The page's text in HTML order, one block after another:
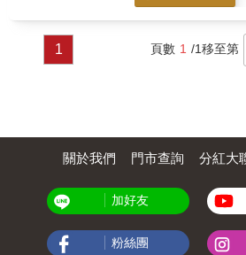
1 頁數 1 /1移至第
關於我們 門市查詢 分紅大
加好友
粉絲團